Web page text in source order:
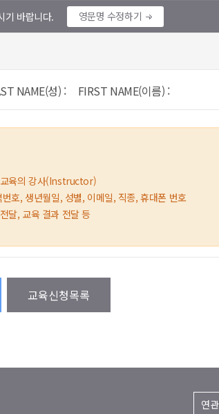
기 바랍니다. 영문명 수정하기
NAME(성) : FIRST NAME(이름) :
육의 강사(Instructor)
호, 생년월일, 성별, 이메일, 직종, 휴대폰 번호
달, 교육 결과 전달 등
교육신청목록